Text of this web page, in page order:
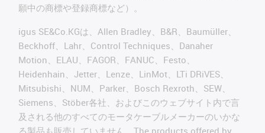
願中の商標や登録商標など）。
igus SE&Co.KGは、Allen Bradley、B&R、Baumüller、
Beckhoff、Lahr、Control Techniques、Danaher
Motion、ELAU、FAGOR、FANUC、Festo、
Heidenhain、Jetter、Lenze、LinMot、LTi DRiVES、
Mitsubishi、NUM、Parker、Bosch Rexroth、SEW、
Siemens、Stöber各社、およびこのウェブサイト内で言
及される他のすべてのモータケーブルメーカーのいかな
る製品も販売していません。The products offered by